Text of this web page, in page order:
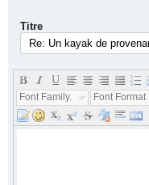
Titre
Font Family...
Font Format...